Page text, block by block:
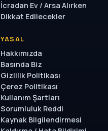
İcradan Ev / Arsa Alırken
Dikkat Edilecekler
YASAL
Hakkımızda
Basında Biz
Gizlilik Politikası
Çerez Politikası
Kullanım Şartları
Sorumluluk Reddi
Kaynak Bilgilendirmesi